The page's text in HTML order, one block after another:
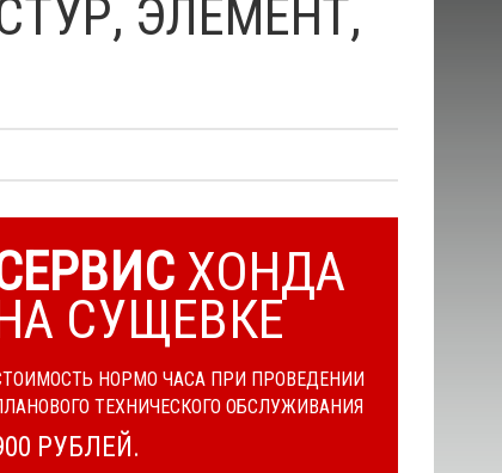
ЭЛЕМЕНТ,
ХОНДА
СУЩЕВКЕ
НОРМО ЧАСА ПРИ ПРОВЕДЕНИИ
ТЕХНИЧЕСКОГО ОБСЛУЖИВАНИЯ
РУБЛЕЙ.